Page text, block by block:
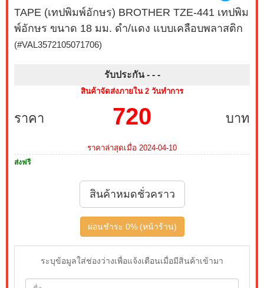
TAPE (เทปพิมพ์อักษร) BROTHER TZE-441 เทปพิม
พ์อักษร ขนาด 18 มม. ดำ/แดง แบบเคลือบพลาสติก
(#VAL3572105071706)
รับประกัน - - -
สินค้าจัดส่งภายใน 2 วันทำการ
ราคา บาท
720
ราคาล่าสุดเมื่อ 2024-04-10
ส่งฟรี
สินค้าหมดชั่วคราว
ผ่อนชำระ 0% (หน้าร้าน)
ระบุข้อมูลใส่ช่องว่างเพื่อแจ้งเตือนเมื่อมีสินค้าเข้ามา